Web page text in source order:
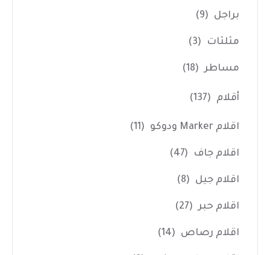
براجل (9)
مثلثات (3)
مساطر (18)
أقلام (137)
اقلام Marker ودوكو (11)
اقلام جاف (47)
اقلام جيل (8)
اقلام حبر (27)
اقلام رصاص (14)